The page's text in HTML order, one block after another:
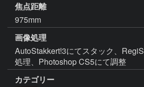
焦点距離
975mm
画像処理
AutoStakkert!3にてスタック、
処理、Photoshop CS5にて調整
カテゴリー